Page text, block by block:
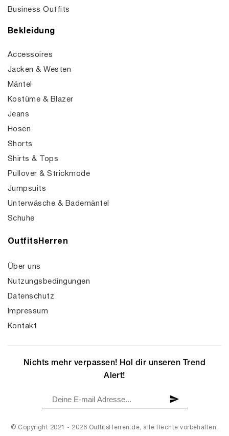
Business Outfits
Bekleidung
Accessoires
Jacken & Westen
Mäntel
Kostüme & Blazer
Jeans
Hosen
Shorts
Shirts & Tops
Pullover & Strickmode
Jumpsuits
Unterwäsche & Bademäntel
Schuhe
OutfitsHerren
Über uns
Nutzungsbedingungen
Datenschutz
Impressum
Kontakt
© Copyright 2021 - 2026 OutfitsHerren.de, alle Rechte vorbehalten.
Nichts mehr verpassen! Hol dir unseren Trend
Alert!